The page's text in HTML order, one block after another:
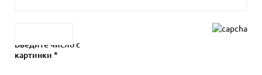
Введите число с
картинки *